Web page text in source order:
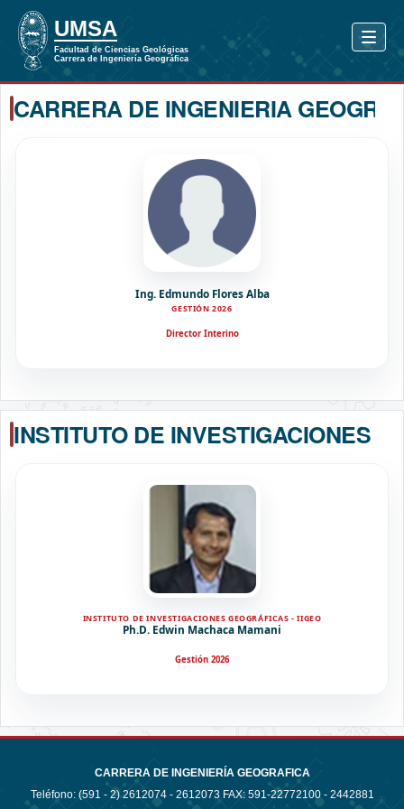
CARRERA DE INGENIERIA
Ing. Edmundo Flores Alba
GESTIÓN 2026
Director Interino
INSTITUTO DE INVESTIGACIONES
INSTITUTO DE INVESTIGACIONES GEOGRÁFICAS - IIGEO
Ph.D. Edwin Machaca Mamani
Gestión 2026
CARRERA DE INGENIERÍA GEOGRAFICA
Teléfono: (591 - 2) 2612074 - 2612073 FAX: 591-22772100 - 2442881